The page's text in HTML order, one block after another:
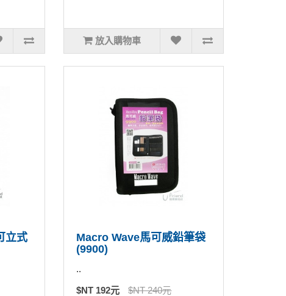
放入購物車
立式
Macro Wave馬可威鉛筆袋
(9900)
..
$NT 192元 $NT 240元